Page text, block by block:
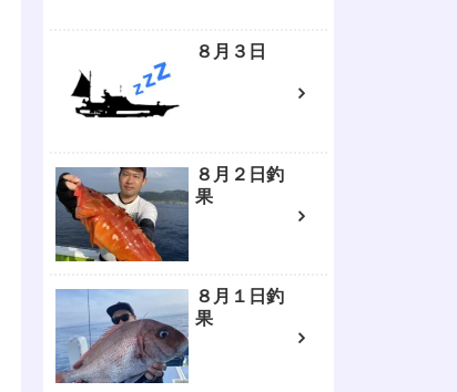
８月３日
８月２日釣
果
８月１日釣
果